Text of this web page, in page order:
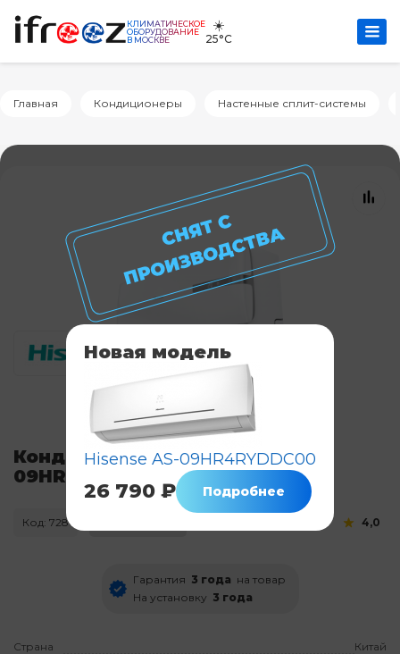
КЛИМАТИЧЕСКОЕ
ОБОРУДОВАНИЕ
В МОСКВЕ
☀️
25°C
Главная Кондиционеры Настенные сплит-системы
Кондиционер Hisense AS-
09HR4SYDDL3
Код: 728 4,0
Гарантия 3 года на товар
На установку 3 года
Страна Китай
Новая модель
Hisense AS-09HR4RYDDC00
26 790 ₽ Подробнее